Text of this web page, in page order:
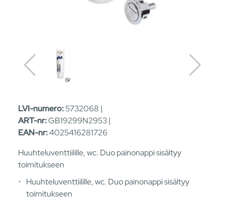
LVI-numero:5732068 |
ART-nr:GB19299N2953 |
EAN-nr:4025416281726
Huuhteluventtiilille, wc. Duo painonappi sisältyy
toimitukseen
Huuhteluventtiilille, wc. Duo painonappi sisältyy
toimitukseen